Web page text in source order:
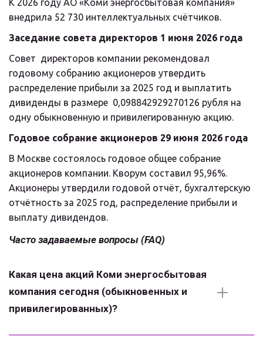
К 2026 году АО «Коми энергосбытовая компания»
внедрила 52 730 интеллектуальных счётчиков.
Заседание совета директоров 1 июня 2026 года
Совет  директоров компании рекомендовал
годовому собранию акционеров утвердить
распределение прибыли за 2025 год и выплатить
дивиденды в размере  0,098842929270126 рубля на
одну обыкновенную и привилегированную акцию.
Годовое собрание акционеров 29 июня 2026 года
В Москве состоялось годовое общее собрание
акционеров компании. Кворум составил 95,96%.
Акционеры утвердили годовой отчёт, бухгалтерскую
отчётность за 2025 год, распределение прибыли и
выплату дивидендов.
Часто задаваемые вопросы (FAQ)
Какая цена акций Коми энергосбытовая
компания сегодня (обыкновенных и
привилегированных)?